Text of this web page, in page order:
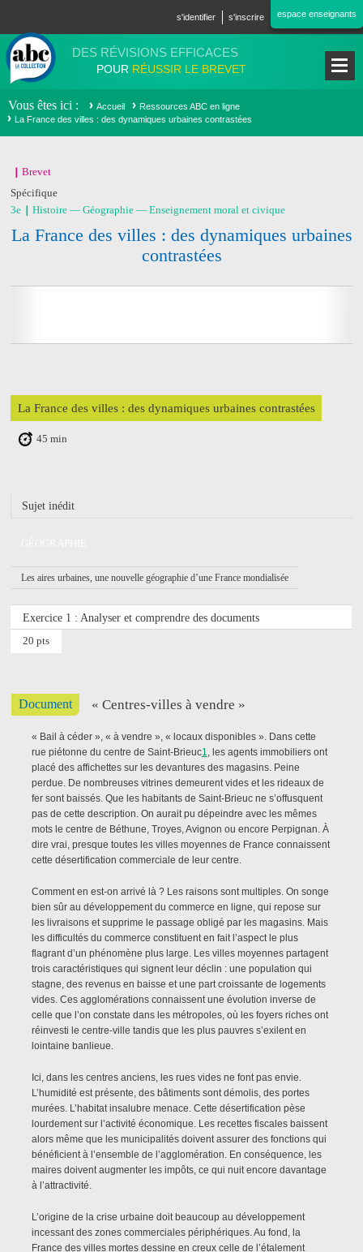
s'identifier s'inscrire espace enseignants
DES RÉVISIONS EFFICACES
POUR RÉUSSIR LE BREVET
Vous êtes ici Accueil
Ressources ABC en ligne
La France des villes : des dynamiques urbaines contrastées
Brevet
Spécifique
3e
Histoire — Géographie — Enseignement moral et civique
La France des villes : des dynamiques urbaines
contrastées
La France des villes : des dynamiques urbaines contrastées
45 min
Sujet inédit
Les aires urbaines, une nouvelle géographie d’une France mondialisée
Exercice 1 : Analyser et comprendre des documents
20 pts
Document « Centres-villes à vendre »
« Bail à céder », « à vendre », « locaux disponibles ». Dans cette
rue piétonne du centre de Saint-Brieuc1, les agents immobiliers ont
placé des affichettes sur les devantures des magasins. Peine
perdue. De nombreuses vitrines demeurent vides et les rideaux de
fer sont baissés. Que les habitants de Saint-Brieuc ne s’offusquent
pas de cette description. On aurait pu dépeindre avec les mêmes
mots le centre de Béthune, Troyes, Avignon ou encore Perpignan. À
dire vrai, presque toutes les villes moyennes de France connaissent
cette désertification commerciale de leur centre.
Comment en est-on arrivé là ? Les raisons sont multiples. On songe
bien sûr au développement du commerce en ligne, qui repose sur
les livraisons et supprime le passage obligé par les magasins. Mais
les difficultés du commerce constituent en fait l’aspect le plus
flagrant d’un phénomène plus large. Les villes moyennes partagent
trois caractéristiques qui signent leur déclin : une population qui
stagne, des revenus en baisse et une part croissante de logements
vides. Ces agglomérations connaissent une évolution inverse de
celle que l’on constate dans les métropoles, où les foyers riches ont
réinvesti le centre-ville tandis que les plus pauvres s’exilent en
lointaine banlieue.
Ici, dans les centres anciens, les rues vides ne font pas envie.
L’humidité est présente, des bâtiments sont démolis, des portes
murées. L’habitat insalubre menace. Cette désertification pèse
lourdement sur l’activité économique. Les recettes fiscales baissent
alors même que les municipalités doivent assurer des fonctions qui
bénéficient à l’ensemble de l’agglomération. En conséquence, les
maires doivent augmenter les impôts, ce qui nuit encore davantage
à l’attractivité.
L’origine de la crise urbaine doit beaucoup au développement
incessant des zones commerciales périphériques. Au fond, la
France des villes mortes dessine en creux celle de l’étalement